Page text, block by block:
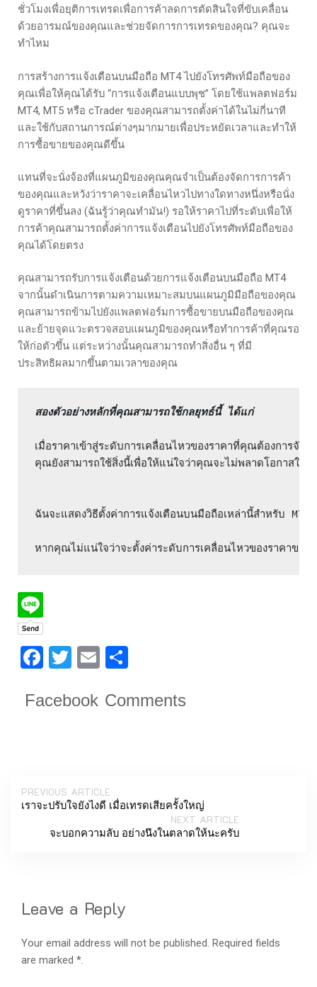
ชั่วโมงเพื่อยุติการเทรดเพื่อการค้าลดการตัดสินใจที่ขับเคลื่อน
ด้วยอารมณ์ของคุณและช่วยจัดการการเทรดของคุณ? คุณจะ
ทำไหม
การสร้างการแจ้งเตือนบนมือถือ MT4 ไปยังโทรศัพท์มือถือของ
คุณเพื่อให้คุณได้รับ “การแจ้งเตือนแบบพุช” โดยใช้แพลตฟอร์ม
MT4, MT5 หรือ cTrader ของคุณสามารถตั้งค่าได้ในไม่กี่นาที
และใช้กับสถานการณ์ต่างๆมากมายเพื่อประหยัดเวลาและทำให้
การซื้อขายของคุณดีขึ้น
แทนที่จะนั่งจ้องที่แผนภูมิของคุณคุณจำเป็นต้องจัดการการค้า
ของคุณและหวังว่าราคาจะเคลื่อนไหวไปทางใดทางหนึ่งหรือนั่ง
ดูราคาที่ขึ้นลง (ฉันรู้ว่าคุณทำมัน!) รอให้ราคาไปที่ระดับเพื่อให้
การค้าคุณสามารถตั้งค่าการแจ้งเตือนไปยังโทรศัพท์มือถือของ
คุณได้โดยตรง
คุณสามารถรับการแจ้งเตือนด้วยการแจ้งเตือนบนมือถือ MT4
จากนั้นดำเนินการตามความเหมาะสมบนแผนภูมิมือถือของคุณ
คุณสามารถข้ามไปยังแพลตฟอร์มการซื้อขายบนมือถือของคุณ
และย้ายจุดแวะตรวจสอบแผนภูมิของคุณหรือทำการค้าที่คุณรอ
ให้ก่อตัวขึ้น แต่ระหว่างนั้นคุณสามารถทำสิ่งอื่น ๆ ที่มี
ประสิทธิผลมากขึ้นตามเวลาของคุณ
สองตัวอย่างหลักที่คุณสามารถใช้กลยุทธ์นี้ ได้แก่
เมื่อราคาเข้าสู่ระดับการเคลื่อนไหวของราคาที่คุณต้องการจั
คุณยังสามารถใช้สิ่งนี้เพื่อให้แน่ใจว่าคุณจะไม่พลาดโอกาสใ
ฉันจะแสดงวิธีตั้งค่าการแจ้งเตือนบนมือถือเหล่านี้สำหรับ
หากคุณไม่แน่ใจว่าจะตั้งค่าระดับการเคลื่อนไหวของราคาข
Facebook
Twitter
Email
Facebook Comments
PREVIOUS ARTICLE
เราจะปรับใจยังไงดี เมื่อเทรดเสียครั้งใหญ่
NEXT ARTICLE
จะบอกความลับ อย่างนึงในตลาดให้นะครับ
Leave a Reply
Your email address will not be published. Required fields
are marked *.